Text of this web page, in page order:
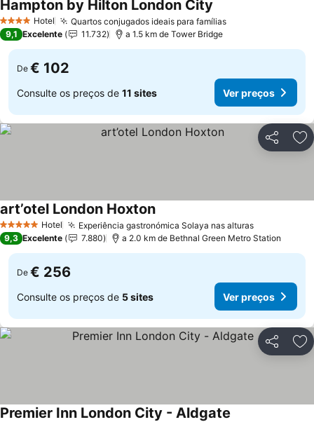
4 EstrelasHotel Quartos conjugados ideais para famíliasVer preços
Hampton by Hilton London City
9,1 Excelente 11.732 a 1.5 km de Tower Bridge
De € 102
Consulte os preços de 11 sites Ver preços
Partilhar
5 Estrelas Hotel Experiência gastronómica Solaya nas alturasVer preços
art’otel London HoxtonVer preços
9,3 Excelente 7.880 a 2.0 km de Bethnal Green Metro Station
De € 256
Consulte os preços de 5 sites Ver preços
Partilhar
Premier Inn London City - Aldgate